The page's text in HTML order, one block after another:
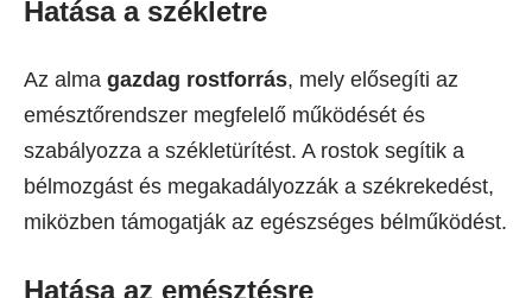
Hatása a székletre
Az alma gazdag rostforrás, mely elősegíti az
emésztőrendszer megfelelő működését és
szabályozza a székletürítést. A rostok segítik a
bélmozgást és megakadályozzák a székrekedést,
miközben támogatják az egészséges bélműködést.
Hatása az emésztésre